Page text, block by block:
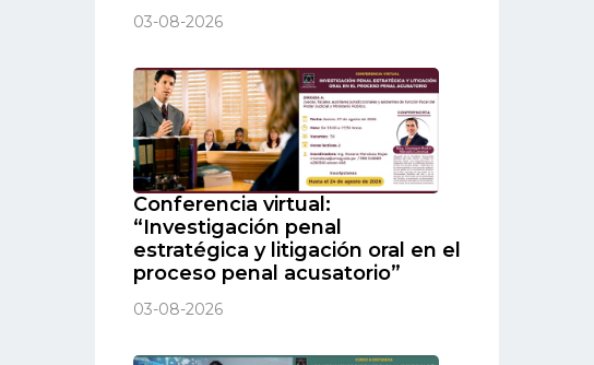
03-08-2026
Conferencia virtual:
“Investigación penal
estratégica y litigación oral en el
proceso penal acusatorio”
03-08-2026